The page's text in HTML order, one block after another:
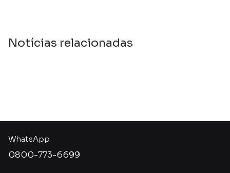
Notícias relacionadas
WhatsApp
0800-773-6699